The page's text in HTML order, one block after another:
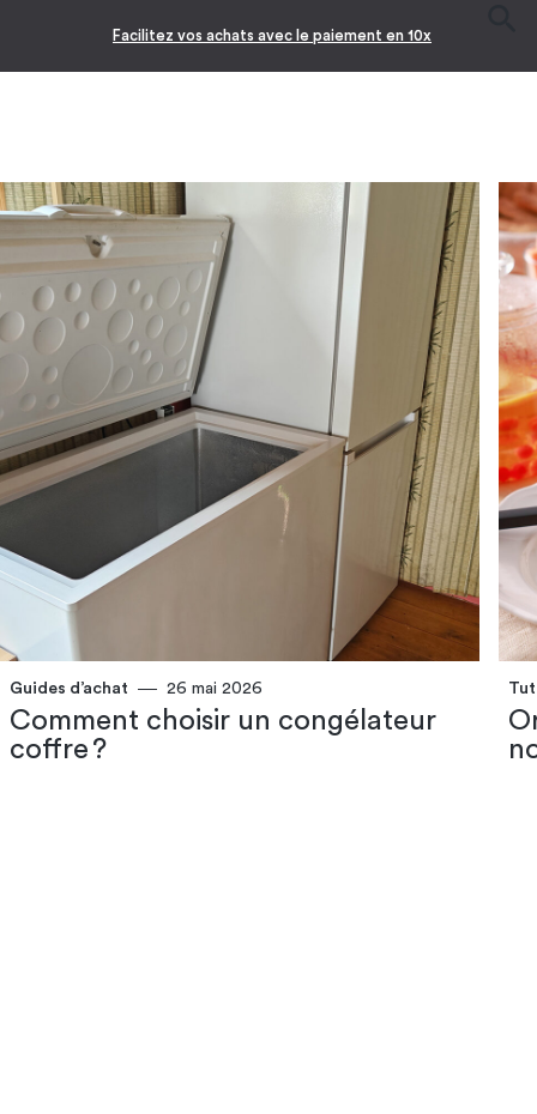
Facilitez vos achats avec le paiement en 10x
Guides d’achat 26 mai 2026
Comment choisir un congélateur
coffre ?